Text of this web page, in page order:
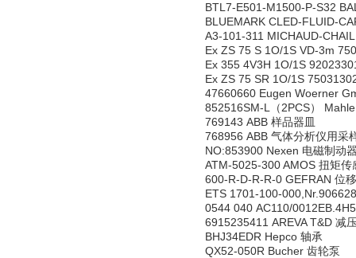
BTL7-E501-M1500-P-S32
BLUEMARK CLED-FLUID-
A3-101-311 MICHAUD-
Ex ZS 75 S 1O/1S VD-3m
Ex 355 4V3H 1O/1S
Ex ZS 75 SR 1O/1S
47660660 Eugen Woerner
852516SM-L（2PCS）
769143 ABB 样品器皿
768956 ABB 气体分析仪用采
NO:853900 Nexen 电磁制动
ATM-5025-300 AMOS 扭矩传
600-R-D-R-R-0 GEFRAN 位
ETS 1701-100-
0544 040 AC110/
6915235411 AREVA T&D 减
BHJ34EDR Hepco 轴承
QX52-050R Bucher 齿轮泵